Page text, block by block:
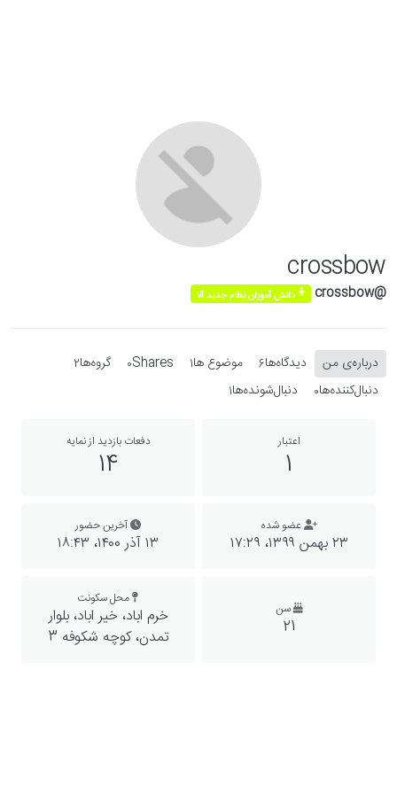
crossbow
@crossbow دانش آموزان نظام جدید آلا
درباره‌‌ی من دیدگاه‌ها6 موضوع ها1
Shares
0 گروه‌ها2
دنبال‌کننده‌ها0 دنبال‌شونده‌ها1
اعتبار
1
دفعات بازدید از نمایه
14
عضو شده
۲۳ بهمن ۱۳۹۹،‏ ۱۷:۲۹
آخرین حضور
۱۳ آذر ۱۴۰۰،‏ ۱۸:۴۳
سن
21
محل سکونت
خرم اباد، خیر اباد، بلوار
تمدن، کوچه شکوفه 3